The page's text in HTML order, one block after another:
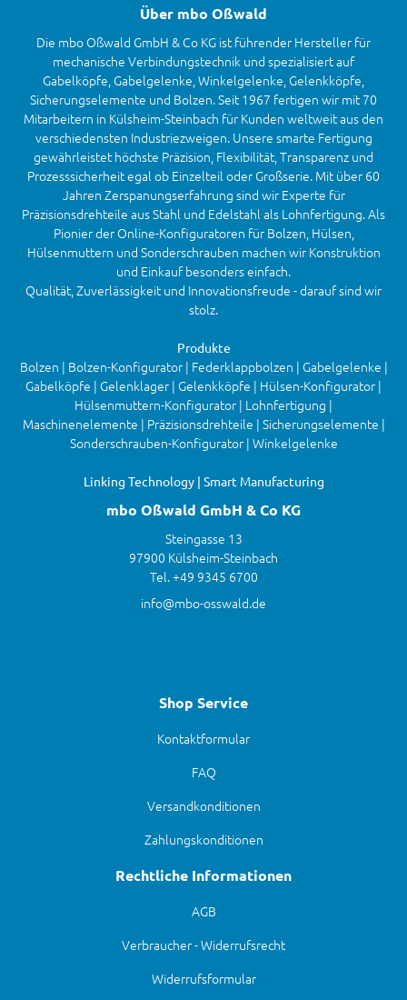
Über mbo Oßwald
Die mbo Oßwald GmbH & Co KG ist führender Hersteller für
mechanische Verbindungstechnik und spezialisiert auf
Gabelköpfe, Gabelgelenke, Winkelgelenke, Gelenkköpfe,
Sicherungselemente und Bolzen. Seit 1967 fertigen wir mit 70
Mitarbeitern in Külsheim-Steinbach für Kunden weltweit aus den
verschiedensten Industriezweigen. Unsere smarte Fertigung
gewährleistet höchste Präzision, Flexibilität, Transparenz und
Prozesssicherheit egal ob Einzelteil oder Großserie. Mit über 60
Jahren Zerspanungserfahrung sind wir Experte für
Präzisionsdrehteile aus Stahl und Edelstahl als Lohnfertigung. Als
Pionier der Online-Konfiguratoren für Bolzen, Hülsen,
Hülsenmuttern und Sonderschrauben machen wir Konstruktion
und Einkauf besonders einfach.
Qualität, Zuverlässigkeit und Innovationsfreude - darauf sind wir
stolz.
Produkte
Bolzen | Bolzen-Konfigurator | Federklappbolzen | Gabelgelenke |
Gabelköpfe | Gelenklager | Gelenkköpfe | Hülsen-Konfigurator |
Hülsenmuttern-Konfigurator | Lohnfertigung |
Maschinenelemente | Präzisionsdrehteile | Sicherungselemente |
Sonderschrauben-Konfigurator | Winkelgelenke
Linking Technology | Smart Manufacturing
mbo Oßwald GmbH & Co KG
Steingasse 13
97900 Külsheim-Steinbach
Tel. +49 9345 6700
info@mbo-osswald.de
Shop Service
Kontaktformular
FAQ
Versandkonditionen
Zahlungskonditionen
Rechtliche Informationen
AGB
Verbraucher - Widerrufsrecht
Widerrufsformular